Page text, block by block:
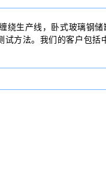
绕生产线，卧式玻璃钢储
方法。我们的客户包括